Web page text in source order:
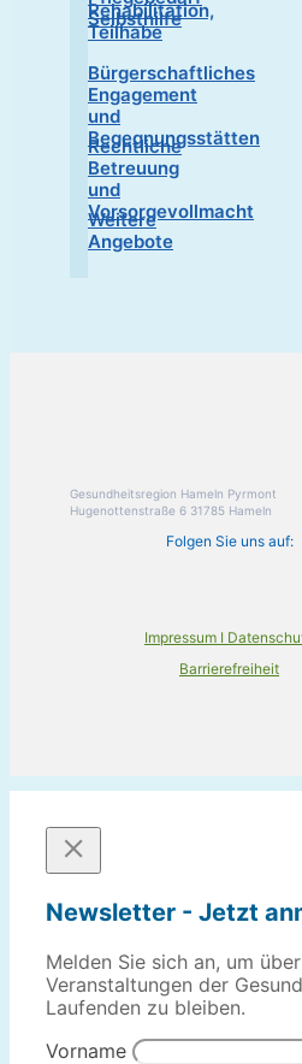
Rehabilitation,
Teilhabe
Selbsthilfe
Bürgerschaftliches
Engagement
und
Begegnungsstätten
Rechtliche
Betreuung
und
Vorsorgevollmacht
Weitere
Angebote
Gesundheitsregion Hameln Pyrmont
Hugenottenstraße 6 31785 Hameln
Folgen Sie uns auf:
Impressum I
Barrierefreiheit
Newsletter - Jetzt
Melden Sie sich an, um
Veranstaltungen der
Laufenden zu bleiben.
Vorname